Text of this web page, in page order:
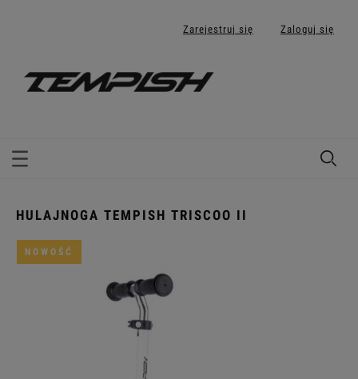
Zarejestruj się Zaloguj się
HULAJNOGA TEMPISH TRISCOO II
NOWOŚĆ